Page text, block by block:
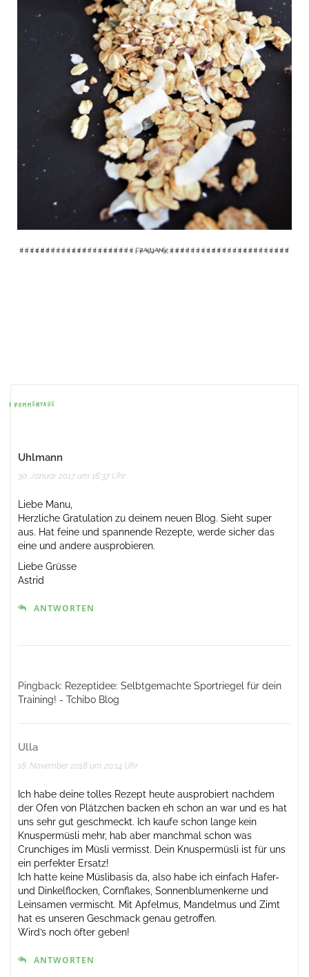
Navigation
3 KOMMENTARE
Uhlmann
30. Januar 2017 um 16:37 Uhr
Liebe Manu,
Herzliche Gratulation zu deinem neuen Blog. Sieht super
aus. Hat feine und spannende Rezepte, werde sicher das
eine und andere ausprobieren.
Liebe Grüsse
Astrid
ANTWORTEN
Pingback: Rezeptidee: Selbtgemachte Sportriegel für dein
Training! - Tchibo Blog
Ulla
18. November 2018 um 20:14 Uhr
Ich habe deine tolles Rezept heute ausprobiert nachdem
der Ofen von Plätzchen backen eh schon an war und es hat
uns sehr gut geschmeckt. Ich kaufe schon lange kein
Knuspermüsli mehr, hab aber manchmal schon was
Crunchiges im Müsli vermisst. Dein Knuspermüsli ist für uns
ein perfekter Ersatz!
Ich hatte keine Müslibasis da, also habe ich einfach Hafer-
und Dinkelflocken, Cornflakes, Sonnenblumenkerne und
Leinsamen vermischt. Mit Apfelmus, Mandelmus und Zimt
hat es unseren Geschmack genau getroffen.
Wird’s noch öfter geben!
ANTWORTEN